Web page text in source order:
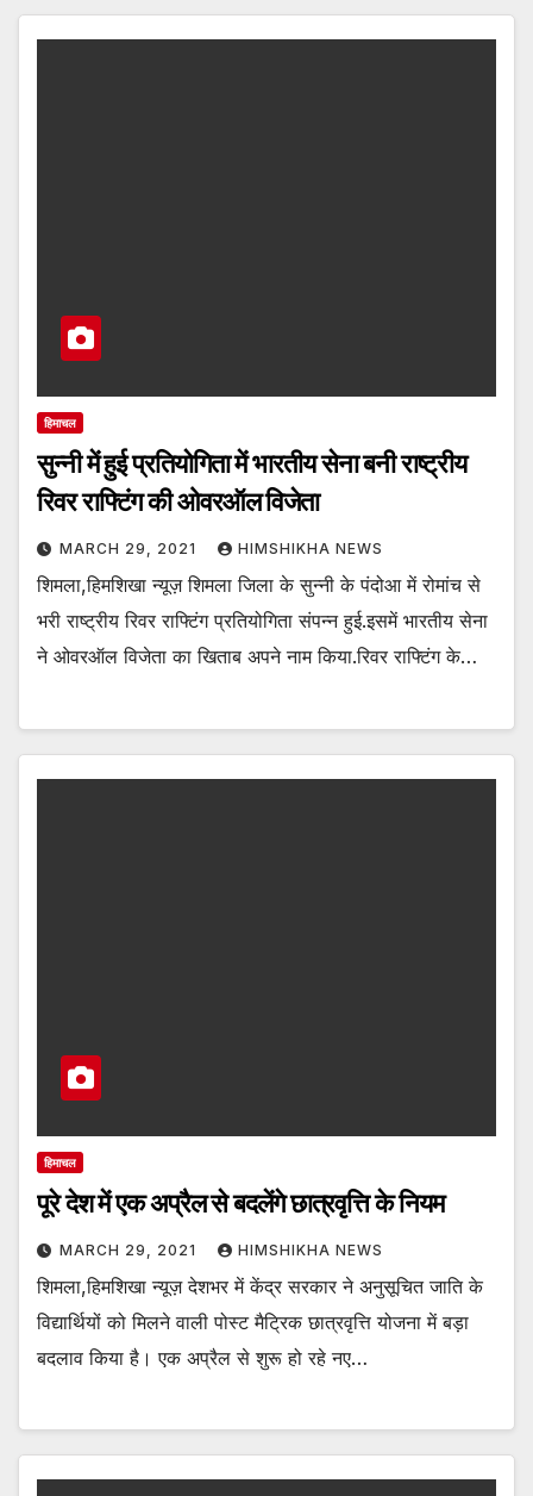
हिमाचल
सुन्नी में हुई प्रतियोगिता में भारतीय सेना बनी राष्ट्रीय
रिवर राफ्टिंग की ओवरऑल विजेता
MARCH 29, 2021 HIMSHIKHA NEWS
शिमला,हिमशिखा न्यूज़ शिमला जिला के सुन्नी के पंदोआ में रोमांच से
भरी राष्ट्रीय रिवर राफ्टिंग प्रतियोगिता संपन्न हुई.इसमें भारतीय सेना
ने ओवरऑल विजेता का खिताब अपने नाम किया.रिवर राफ्टिंग के…
हिमाचल
पूरे देश में एक अप्रैल से बदलेंगे छात्रवृ‍त्ति के नियम
MARCH 29, 2021 HIMSHIKHA NEWS
शिमला,हिमशिखा न्यूज़ देशभर में केंद्र सरकार ने अनुसूचित जाति के
विद्यार्थियों को मिलने वाली पोस्ट मैट्रिक छात्रवृत्ति योजना में बड़ा
बदलाव किया है। एक अप्रैल से शुरू हो रहे नए…